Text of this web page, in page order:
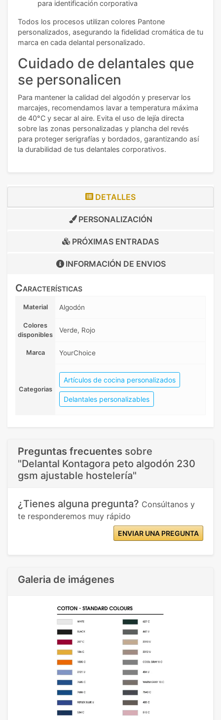
para identificación corporativa
Todos los procesos utilizan colores Pantone
personalizados, asegurando la fidelidad cromática de tu
marca en cada delantal personalizado.
Cuidado de delantales que
se personalicen
Para mantener la calidad del algodón y preservar los
marcajes, recomendamos lavar a temperatura máxima
de 40°C y secar al aire. Evita el uso de lejía directa
sobre las zonas personalizadas y plancha del revés
para proteger serigrafías y bordados, garantizando así
la durabilidad de tus delantales corporativos.
DETALLES
PERSONALIZACIÓN
PRÓXIMAS ENTRADAS
INFORMACIÓN DE ENVIOS
Características
Material Algodón
Colores
disponibles
Verde, Rojo
Marca YourChoice
Categorias
Artículos de cocina personalizados
Delantales personalizables
Preguntas frecuentes sobre
"Delantal Kontagora peto algodón 230
gsm ajustable hostelería"
¿Tienes alguna pregunta? Consúltanos y
te responderemos muy rápido
ENVIAR UNA PREGUNTA
Galeria de imágenes